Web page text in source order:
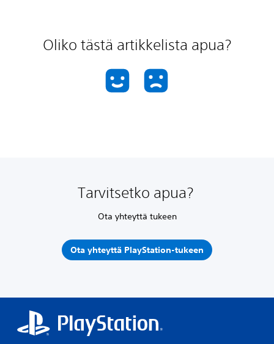
Oliko tästä artikkelista apua?
Tarvitsetko apua?
Ota yhteyttä tukeen
Ota yhteyttä PlayStation-tukeen